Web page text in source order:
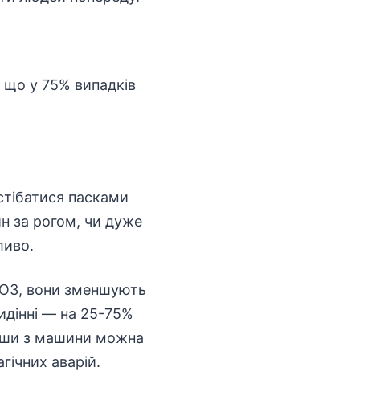
у 75% випадків
пасками
за рогом, чи дуже
вони зменшують
— на 25-75%
з машини можна
аварій.